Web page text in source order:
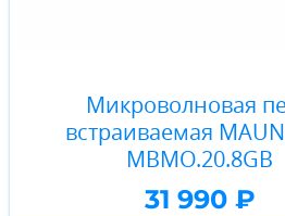
Микроволновая
встраиваемая
MBMO.20.8GB
31 990 ₽